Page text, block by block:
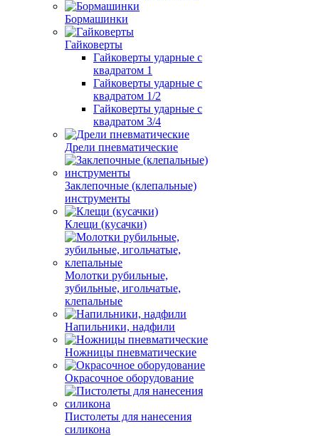
Бормашинки
Гайковерты
Гайковерты ударные с
квадратом 1
Гайковерты ударные с
квадратом 1/2
Гайковерты ударные с
квадратом 3/4
Дрели пневматические
Заклепочные (клепальные)
инструменты
Клещи (кусачки)
Молотки рубильные,
зубильные, игольчатые,
клепальные
Напильники, надфили
Ножницы пневматические
Окрасочное оборудование
Пистолеты для нанесения
силикона